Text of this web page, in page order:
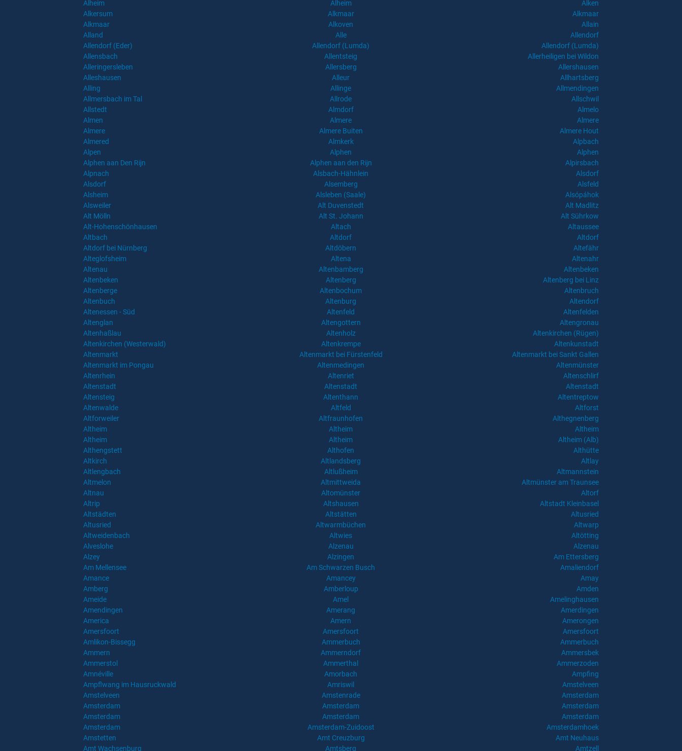
Alheim
Alheim
Alken
Alkersum
Alkmaar
Alkmaar
Alkmaar
Alkoven
Allain
Alland
Alle
Allendorf
Allendorf (Eder)
Allendorf (Lumda)
Allendorf (Lumda)
Allensbach
Allentsteig
Allerheiligen bei Wildon
Alleringersleben
Allersberg
Allershausen
Alleshausen
Alleur
Allhartsberg
Alling
Allinge
Allmendingen
Allmersbach im Tal
Allrode
Allschwil
Allstedt
Almdorf
Almelo
Almen
Almere
Almere
Almere
Almere Buiten
Almere Hout
Almered
Almkerk
Alpbach
Alpen
Alphen
Alphen
Alphen aan Den Rijn
Alphen aan den Rijn
Alpirsbach
Alpnach
Alsbach-Hähnlein
Alsdorf
Alsdorf
Alsemberg
Alsfeld
Alsheim
Alsleben (Saale)
Alsópáhok
Alsweiler
Alt Duvenstedt
Alt Madlitz
Alt Mölln
Alt St. Johann
Alt Sührkow
Alt-Hohenschönhausen
Altach
Altaussee
Altbach
Altdorf
Altdorf
Altdorf bei Nürnberg
Altdöbern
Altefähr
Alteglofsheim
Altena
Altenahr
Altenau
Altenbamberg
Altenbeken
Altenbeken
Altenberg
Altenberg bei Linz
Altenberge
Altenbochum
Altenbruch
Altenbuch
Altenburg
Altendorf
Altenessen - Süd
Altenfeld
Altenfelden
Altenglan
Altengottern
Altengronau
Altenhaßlau
Altenholz
Altenkirchen (Rügen)
Altenkirchen (Westerwald)
Altenkrempe
Altenkunstadt
Altenmarkt
Altenmarkt bei Fürstenfeld
Altenmarkt bei Sankt Gallen
Altenmarkt im Pongau
Altenmedingen
Altenmünster
Altenrhein
Altenriet
Altenschlirf
Altenstadt
Altenstadt
Altenstadt
Altensteig
Altenthann
Altentreptow
Altenwalde
Altfeld
Altforst
Altforweiler
Altfraunhofen
Althegnenberg
Altheim
Altheim
Altheim
Altheim
Altheim
Altheim (Alb)
Althengstett
Althofen
Althütte
Altkirch
Altlandsberg
Altlay
Altlengbach
Altlußheim
Altmannstein
Altmelon
Altmittweida
Altmünster am Traunsee
Altnau
Altomünster
Altorf
Altrip
Altshausen
Altstadt Kleinbasel
Altstädten
Altstätten
Altusried
Altusried
Altwarmbüchen
Altwarp
Altweidenbach
Altwies
Altötting
Alveslohe
Alzenau
Alzenau
Alzey
Alzingen
Am Ettersberg
Am Mellensee
Am Schwarzen Busch
Amaliendorf
Amance
Amancey
Amay
Amberg
Amberloup
Amden
Ameide
Amel
Amelinghausen
Amendingen
Amerang
Amerdingen
America
Amern
Amerongen
Amersfoort
Amersfoort
Amersfoort
Amlikon-Bissegg
Ammerbuch
Ammerbuch
Ammern
Ammerndorf
Ammersbek
Ammerstol
Ammerthal
Ammerzoden
Amnéville
Amorbach
Ampfing
Ampflwang im Hausruckwald
Amriswil
Amstelveen
Amstelveen
Amstenrade
Amsterdam
Amsterdam
Amsterdam
Amsterdam
Amsterdam
Amsterdam
Amsterdam
Amsterdam
Amsterdam-Zuidoost
Amsterdamhoek
Amstetten
Amt Creuzburg
Amt Neuhaus
Amt Wachsenburg
Amtsberg Amtzell